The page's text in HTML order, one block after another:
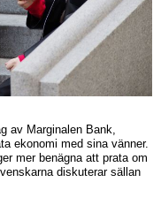
av Marginalen Bank,
ekonomi med sina vänner.
mer benägna att prata om
diskuterar sällan